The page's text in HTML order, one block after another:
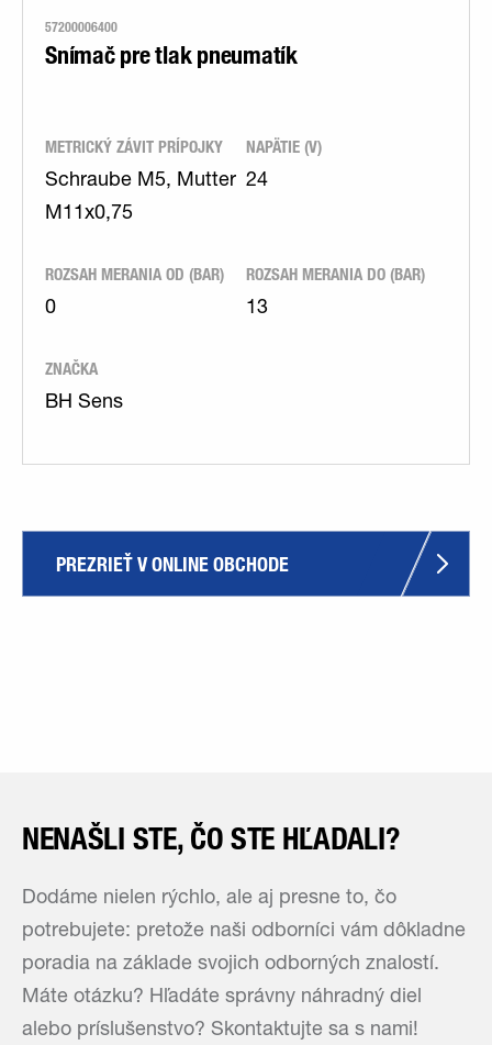
57200006400
Snímač pre tlak pneumatík
METRICKÝ ZÁVIT PRÍPOJKY
Schraube M5, Mutter
M11x0,75
NAPÄTIE (V)
24
ROZSAH MERANIA OD (BAR)
0
ROZSAH MERANIA DO (BAR)
13
ZNAČKA
BH Sens
PREZRIEŤ V ONLINE OBCHODE
NENAŠLI STE, ČO STE HĽADALI?
Dodáme nielen rýchlo, ale aj presne to, čo
potrebujete: pretože naši odborníci vám dôkladne
poradia na základe svojich odborných znalostí.
Máte otázku? Hľadáte správny náhradný diel
alebo príslušenstvo? Skontaktujte sa s nami!